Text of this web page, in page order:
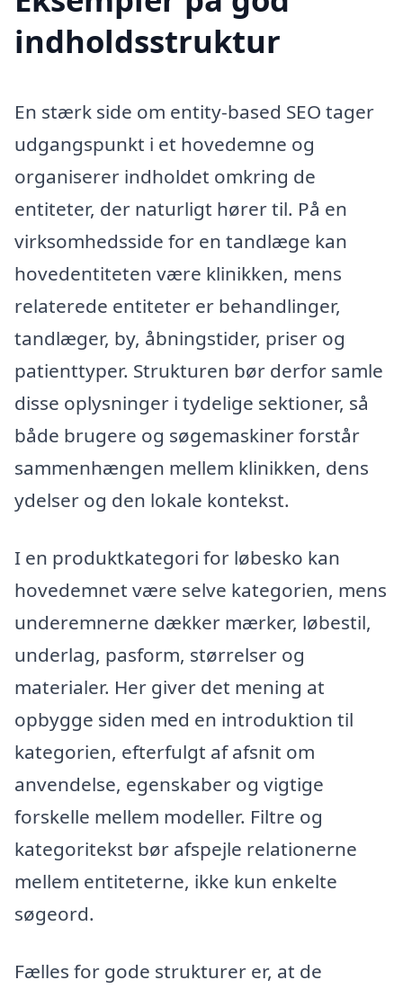
indholdsstruktur
En stærk side om entity-based SEO tager
udgangspunkt i et hovedemne og
organiserer indholdet omkring de
entiteter, der naturligt hører til. På en
virksomhedsside for en tandlæge kan
hovedentiteten være klinikken, mens
relaterede entiteter er behandlinger,
tandlæger, by, åbningstider, priser og
patienttyper. Strukturen bør derfor samle
disse oplysninger i tydelige sektioner, så
både brugere og søgemaskiner forstår
sammenhængen mellem klinikken, dens
ydelser og den lokale kontekst.
I en produktkategori for løbesko kan
hovedemnet være selve kategorien, mens
underemnerne dækker mærker, løbestil,
underlag, pasform, størrelser og
materialer. Her giver det mening at
opbygge siden med en introduktion til
kategorien, efterfulgt af afsnit om
anvendelse, egenskaber og vigtige
forskelle mellem modeller. Filtre og
kategoritekst bør afspejle relationerne
mellem entiteterne, ikke kun enkelte
søgeord.
Fælles for gode strukturer er, at de